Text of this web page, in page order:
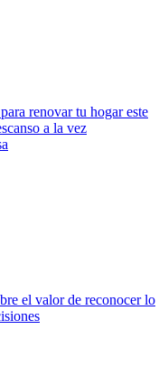
renovar tu hogar este
a la vez
el valor de reconocer lo